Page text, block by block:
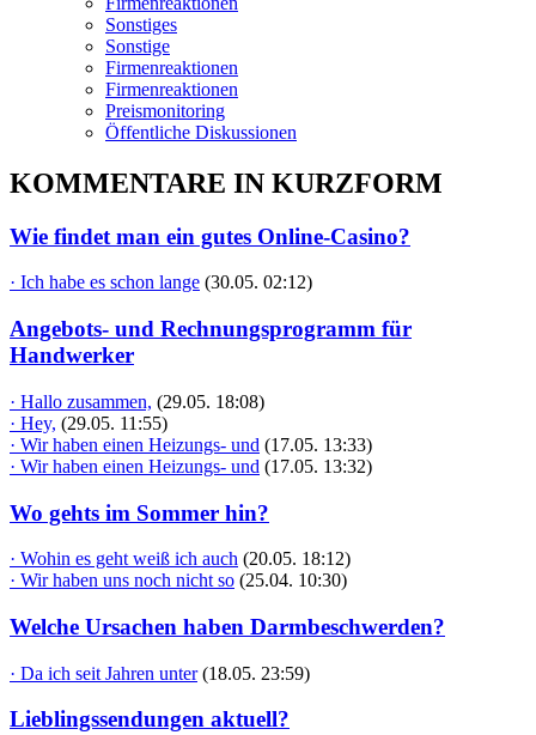
Sonstiges
Sonstige
Firmenreaktionen
Firmenreaktionen
Preismonitoring
Öffentliche Diskussionen
KOMMENTARE IN KURZFORM
Wie findet man ein gutes Online-Casino?
· Ich habe es schon lange (30.05. 02:12)
Angebots- und Rechnungsprogramm für
Handwerker
· Hallo zusammen, (29.05. 18:08)
· Hey, (29.05. 11:55)
· Wir haben einen Heizungs- und (17.05. 13:33)
· Wir haben einen Heizungs- und (17.05. 13:32)
Wo gehts im Sommer hin?
· Wohin es geht weiß ich auch (20.05. 18:12)
· Wir haben uns noch nicht so (25.04. 10:30)
Welche Ursachen haben Darmbeschwerden?
· Da ich seit Jahren unter (18.05. 23:59)
Lieblingssendungen aktuell?